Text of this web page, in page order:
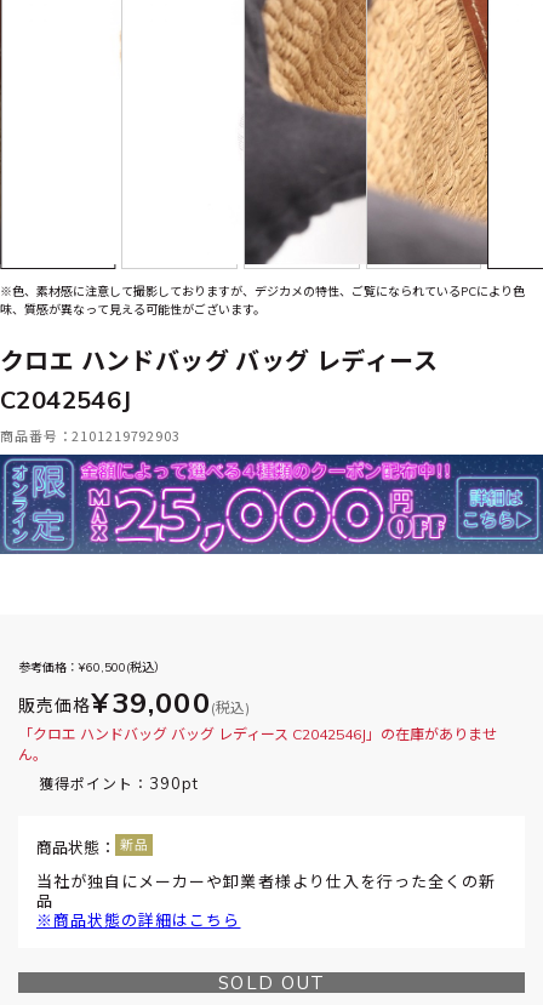
※色、素材感に注意して撮影しておりますが、デジカメの特性、ご覧になられているPCにより色
味、質感が異なって見える可能性がございます。
クロエ ハンドバッグ バッグ レディース
C2042546J
商品番号：2101219792903
参考価格：¥60,500(税込）
販売価格¥39,000 (税込)
「クロエ ハンドバッグ バッグ レディース C2042546J」の在庫がありませ
ん。
獲得ポイント： 390pt
商品状態：
当社が独自にメーカーや卸業者様より仕入を行った全くの新
品
※商品状態の詳細はこちら
SOLD OUT